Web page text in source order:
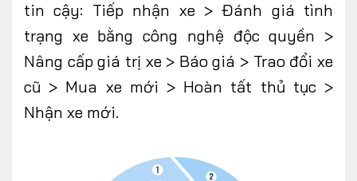
tin cậy: Tiếp nhận xe > Đánh giá tình
trạng xe bằng công nghệ độc quyền >
Nâng cấp giá trị xe > Báo giá > Trao đổi xe
cũ > Mua xe mới > Hoàn tất thủ tục >
Nhận xe mới.